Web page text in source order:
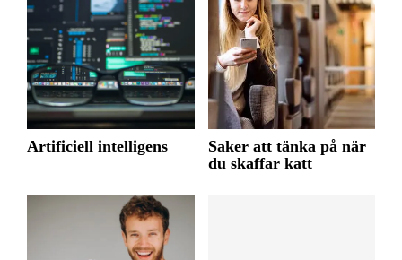
Artificiell intelligens
Saker att tänka på när
du skaffar katt